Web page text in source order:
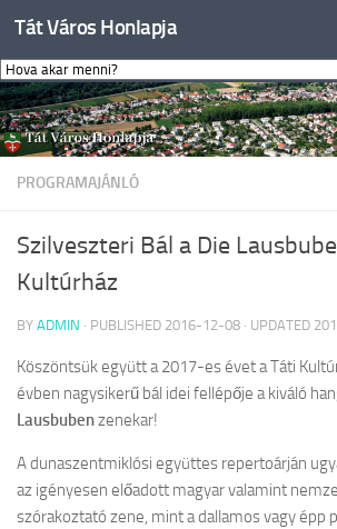
Skip to content
Tát Város Honlapja
PROGRAMAJÁNLÓ
Szilveszteri Bál a Die
Kultúrház
BY ADMIN · PUBLISHED 2016-12-08 · UPDATED
Köszöntsük együtt a 2017-es évet a Táti
évben nagysikerű bál idei fellépője a kiváló
Lausbubenzenekar!
A dunaszentmiklósi együttes repertoárján
az igényesen előadott magyar valamint
szórakoztató zene, mint a dallamos vagy épp